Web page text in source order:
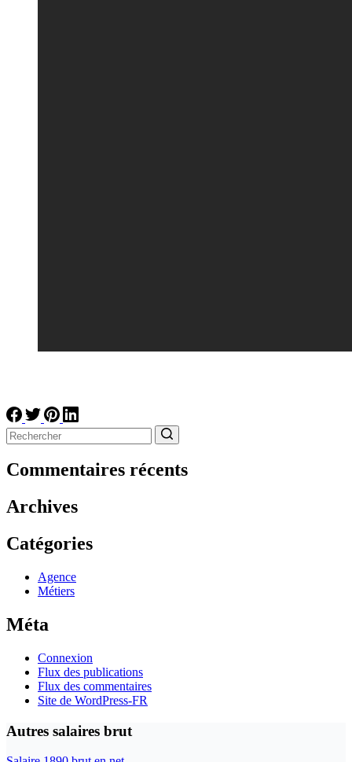
résultat
Commentaires récents
Archives
Catégories
Agence
Métiers
Méta
Connexion
Flux des publications
Flux des commentaires
Site de WordPress-FR
Autres salaires brut